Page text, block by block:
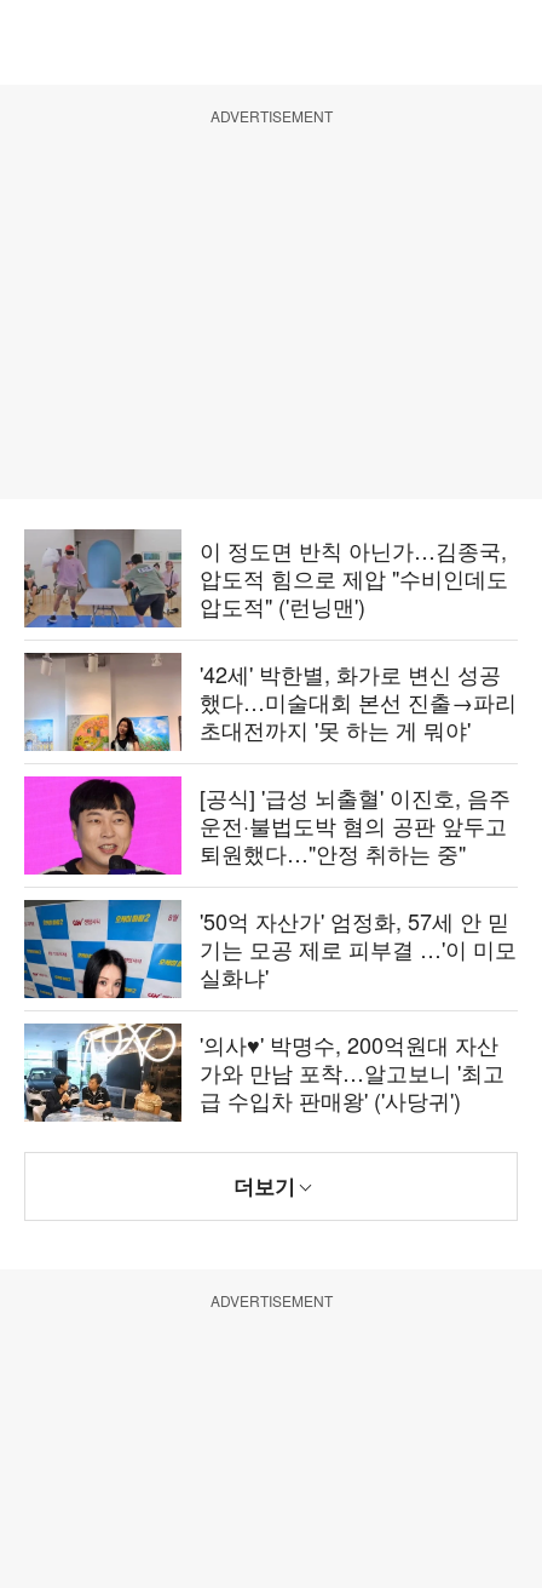
ADVERTISEMENT
이 정도면 반칙 아닌가…김종국,
압도적 힘으로 제압 "수비인데도
압도적" ('런닝맨')
'42세' 박한별, 화가로 변신 성공
했다…미술대회 본선 진출→파리
초대전까지 '못 하는 게 뭐야'
[공식] '급성 뇌출혈' 이진호, 음주
운전·불법도박 혐의 공판 앞두고
퇴원했다…"안정 취하는 중"
'50억 자산가' 엄정화, 57세 안 믿
기는 모공 제로 피부결 …'이 미모
실화냐'
'의사♥' 박명수, 200억원대 자산
가와 만남 포착…알고보니 '최고
급 수입차 판매왕' ('사당귀')
더보기
ADVERTISEMENT